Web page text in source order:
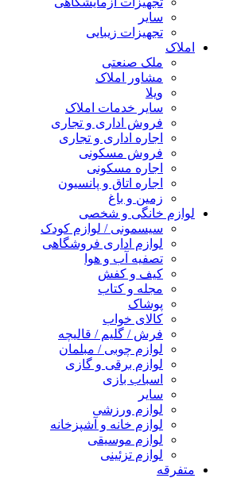
سایر
تجهیزات زیبایی
املاک
ملک صنعتی
مشاور املاک
ویلا
سایر خدمات املاک
فروش اداری و تجاری
اجاره اداری و تجاری
فروش مسکونی
اجاره مسکونی
اجاره اتاق و پانسیون
زمین و باغ
لوازم خانگی و شخصی
سیسمونی / لوازم کودک
لوازم اداری فروشگاهی
تصفیه آب و هوا
کیف و کفش
مجله و کتاب
پوشاک
کالای خواب
فرش / گلیم / قالیچه
لوازم چوبی / مبلمان
لوازم برقی و گازی
اسباب بازی
سایر
لوازم ورزشی
لوازم خانه و آشپزخانه
لوازم موسیقی
لوازم تزئینی
متفرقه